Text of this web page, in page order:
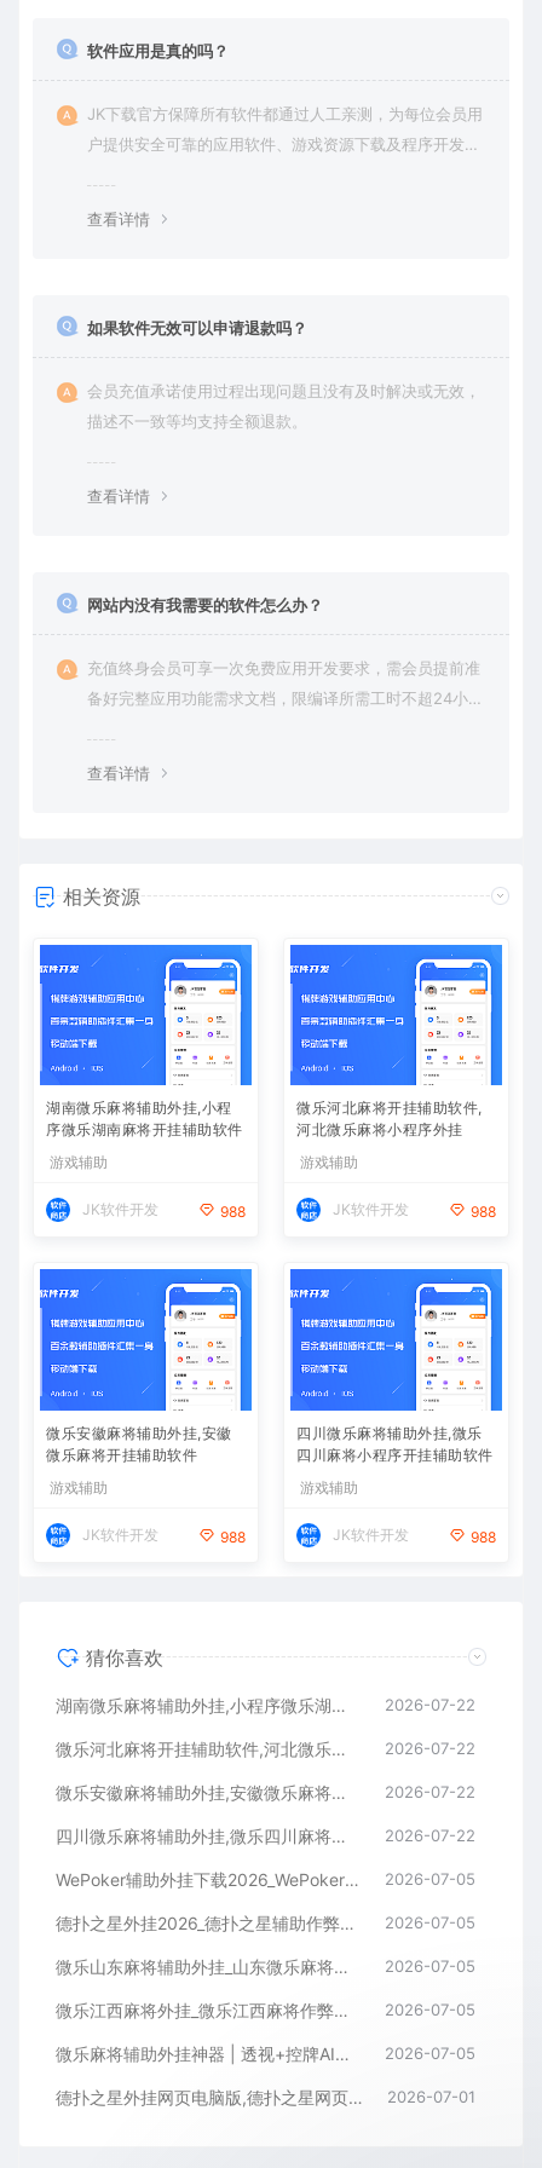
软件应用是真的吗？
JK下载官方保障所有软件都通过人工亲测，为每位会员用
户提供安全可靠的应用软件、游戏资源下载及程序开发服
查看详情
如果软件无效可以申请退款吗？
会员充值承诺使用过程出现问题且没有及时解决或无效，
描述不一致等均支持全额退款。
查看详情
网站内没有我需要的软件怎么办？
充值终身会员可享一次免费应用开发要求，需会员提前准
备好完整应用功能需求文档，限编译所需工时不超24小
查看详情
相关资源
湖南微乐麻将辅助外挂,小程
序微乐湖南麻将开挂辅助软件
游戏辅助
JK软件开发 988
微乐河北麻将开挂辅助软件,
河北微乐麻将小程序外挂
游戏辅助
JK软件开发 988
微乐安徽麻将辅助外挂,安徽
微乐麻将开挂辅助软件
游戏辅助
JK软件开发 988
四川微乐麻将辅助外挂,微乐
四川麻将小程序开挂辅助软件
游戏辅助
JK软件开发 988
猜你喜欢
湖南微乐麻将辅助外挂,小程序微乐湖南麻将开挂辅助软件 2026-07-22
微乐河北麻将开挂辅助软件,河北微乐麻将小程序外挂 2026-07-22
微乐安徽麻将辅助外挂,安徽微乐麻将开挂辅助软件 2026-07-22
四川微乐麻将辅助外挂,微乐四川麻将小程序开挂辅助软件 2026-07-22
WePoker辅助外挂下载2026_WePoker微扑克透视作弊软件 2026-07-05
德扑之星外挂2026_德扑之星辅助作弊软件_德扑之星透视器下载 2026-07-05
微乐山东麻将辅助外挂_山东微乐麻将作弊软件透视下载 2026-07-05
微乐江西麻将外挂_微乐江西麻将作弊辅助软件 2026-07-05
微乐麻将辅助外挂神器 | 透视+控牌AI智能辅助，轻松连胜全场！ 2026-07-05
德扑之星外挂网页电脑版,德扑之星网页版透视辅助器 2026-07-01